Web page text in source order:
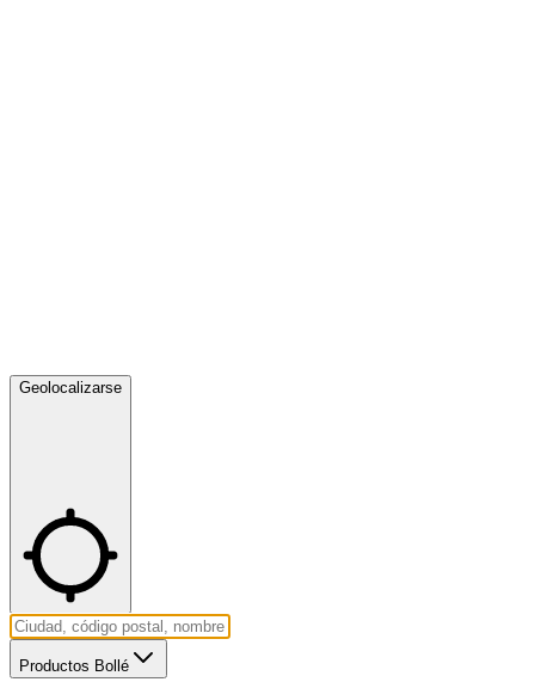
Geolocalizarse
Productos Bollé